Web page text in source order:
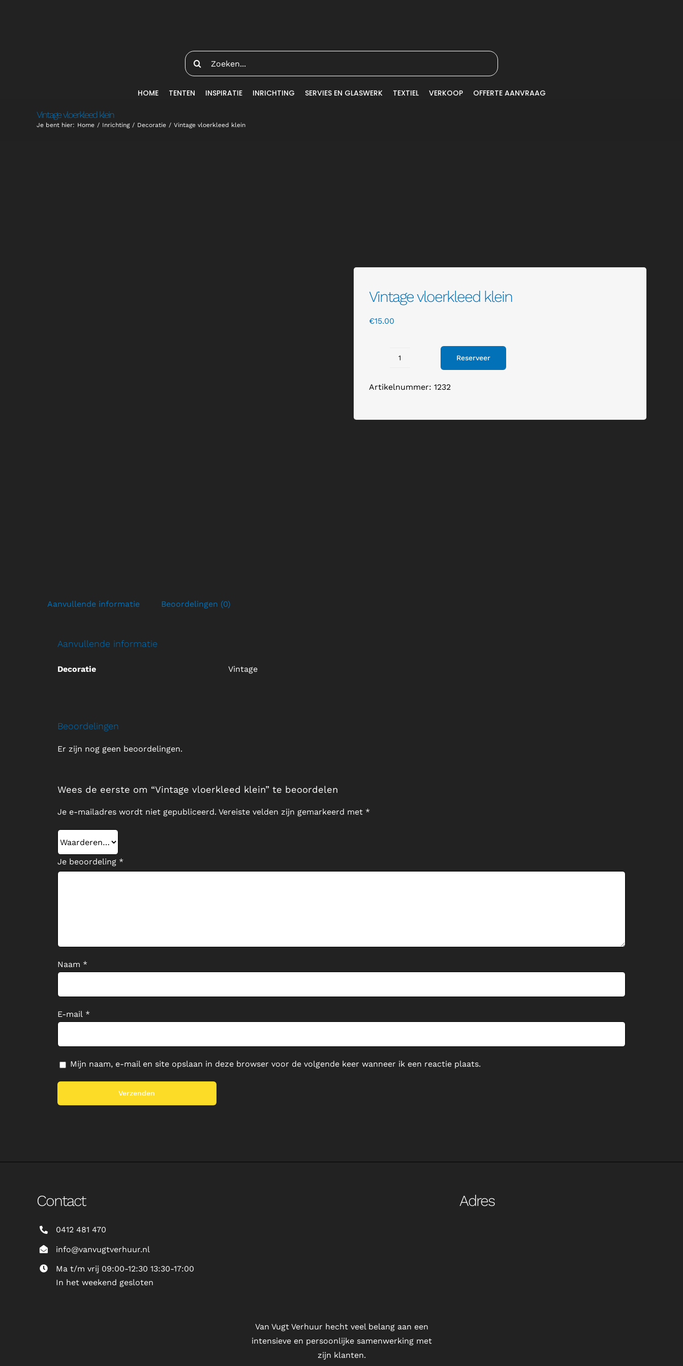
Zoeken
naar:
HOME TENTEN INSPIRATIE INRICHTING SERVIES EN GLASWERK TEXTIEL VERKOOP OFFERTE AANVRAAG
Vintage vloerkleed klein
Je bent hier: Home Inrichting Decoratie Vintage vloerkleed klein
Vintage vloerkleed klein
€15.00
klein
Reserveer
Artikelnummer: 1232
Aanvullende informatie Beoordelingen (0)
Aanvullende informatie
Decoratie Vintage
Beoordelingen
Er zijn nog geen beoordelingen.
Wees de eerste om “Vintage vloerkleed klein” te beoordelen
Je e-mailadres wordt niet gepubliceerd. Vereiste velden zijn gemarkeerd met *
Je beoordeling *
Naam *
E-mail *
Mijn naam, e-mail en site opslaan in deze browser voor de volgende keer wanneer ik een reactie plaats.
Contact
0412 481 470
info@vanvugtverhuur.nl
Ma t/m vrij 09:00-12:30 13:30-17:00
In het weekend gesloten
Van Vugt Verhuur hecht veel belang aan een
intensieve en persoonlijke samenwerking met
zijn klanten.
Adres